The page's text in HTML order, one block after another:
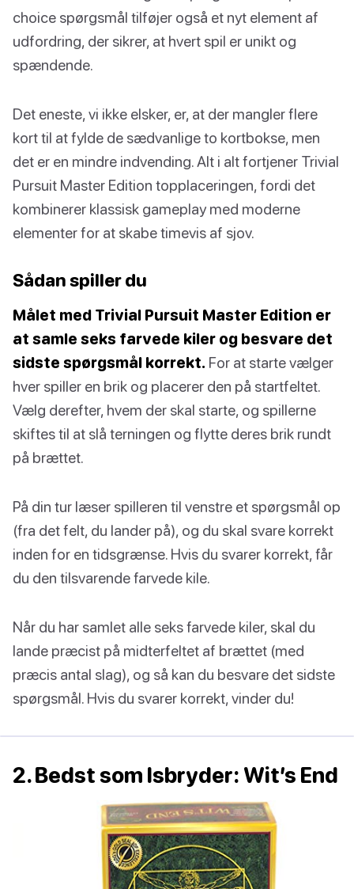
choice spørgsmål tilføjer også et nyt element af
udfordring, der sikrer, at hvert spil er unikt og
spændende.
Det eneste, vi ikke elsker, er, at der mangler flere
kort til at fylde de sædvanlige to kortbokse, men
det er en mindre indvending. Alt i alt fortjener Trivial
Pursuit Master Edition topplaceringen, fordi det
kombinerer klassisk gameplay med moderne
elementer for at skabe timevis af sjov.
Sådan spiller du
Målet med Trivial Pursuit Master Edition er
at samle seks farvede kiler og besvare det
sidste spørgsmål korrekt. For at starte vælger
hver spiller en brik og placerer den på startfeltet.
Vælg derefter, hvem der skal starte, og spillerne
skiftes til at slå terningen og flytte deres brik rundt
på brættet.
På din tur læser spilleren til venstre et spørgsmål op
(fra det felt, du lander på), og du skal svare korrekt
inden for en tidsgrænse. Hvis du svarer korrekt, får
du den tilsvarende farvede kile.
Når du har samlet alle seks farvede kiler, skal du
lande præcist på midterfeltet af brættet (med
præcis antal slag), og så kan du besvare det sidste
spørgsmål. Hvis du svarer korrekt, vinder du!
2. Bedst som Isbryder: Wit’s End